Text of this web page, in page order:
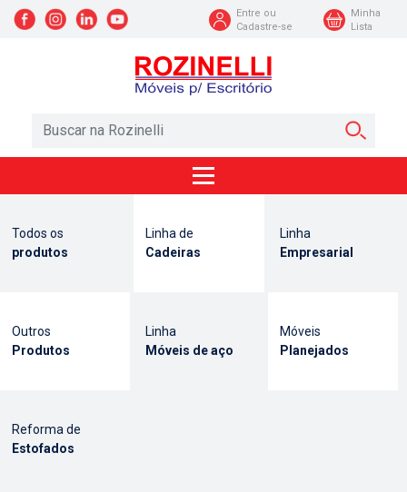
Entre ou
Cadastre-se
Minha
Lista
Todos os
produtos
Linha de
Cadeiras
Linha
Empresarial
Outros
Produtos
Linha
Móveis de aço
Móveis
Planejados
Reforma de
Estofados